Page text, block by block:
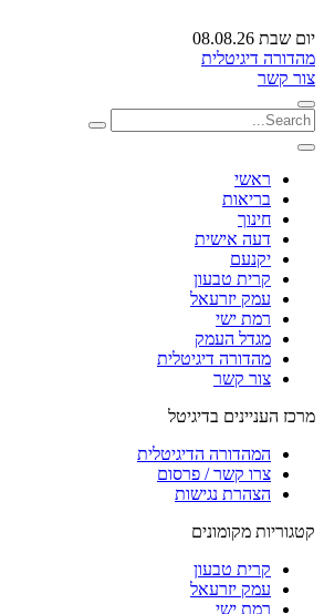
יום שבת 08.08.26
מהדורה דיגיטלית
צור קשר
ראשי
בריאות
חינוך
דעה אישית
יקנעם
קרית טבעון
עמק יזרעאל
רמת ישי
מגדל העמק
מהדורה דיגיטלית
צור קשר
מרכז העניינים בדיגיטל
המהדורה הדיגיטלית
צרו קשר / פרסום
הצהרת נגישות
קטגוריות מקומונים
קרית טבעון
עמק יזרעאל
רמת ישי